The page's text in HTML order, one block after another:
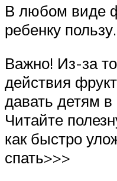
В любом виде
ребенку пользу.
Важно! Из-за
действия
давать детям
Читайте
как быстро
спать>>>